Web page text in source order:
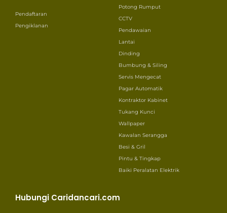
Pendaftaran
Pengiklanan
Potong Rumput
CCTV
Pendawaian
Lantai
Dinding
Bumbung & Siling
Servis Mengecat
Pagar Automatik
Kontraktor Kabinet
Tukang Kunci
Wallpaper
Kawalan Serangga
Besi & Gril
Pintu & Tingkap
Baiki Peralatan Elektrik
Hubungi Caridancari.com